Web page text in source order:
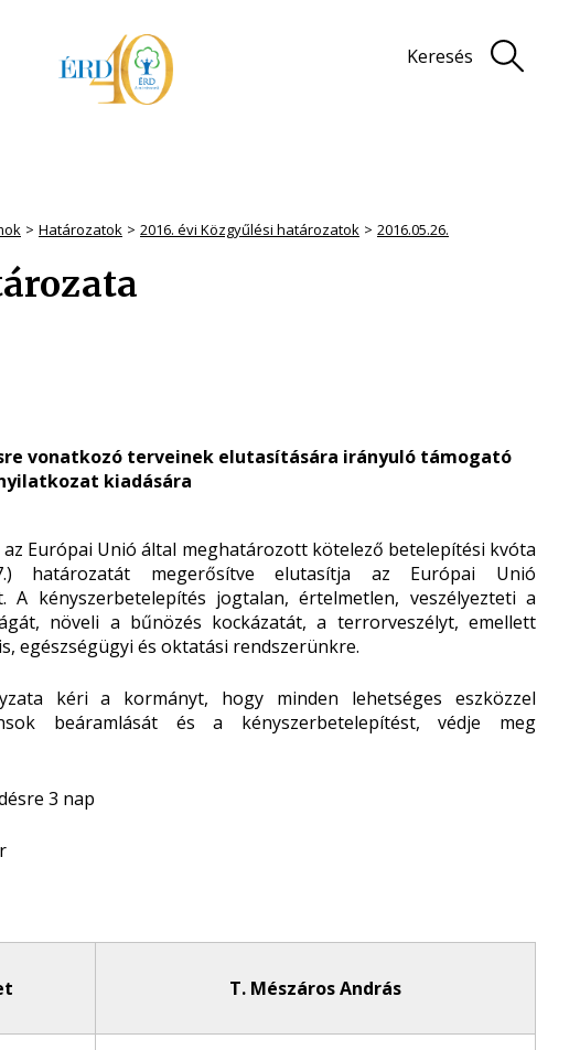
Keresés
Határozatok 2016. évi Közgyűlési határozatok 2016.05.26.
vonatkozó terveinek elutasítására irányuló támogató
kiadására
az Európai Unió által meghatározott kötelező betelepítési kvóta
határozatát megerősítve elutasítja az Európai Unió
A kényszerbetelepítés jogtalan, értelmetlen, veszélyezteti a
növeli a bűnözés kockázatát, a terrorveszélyt, emellett
egészségügyi és oktatási rendszerünkre.
kéri a kormányt, hogy minden lehetséges eszközzel
beáramlását és a kényszerbetelepítést, védje meg
3 nap
T. Mészáros András